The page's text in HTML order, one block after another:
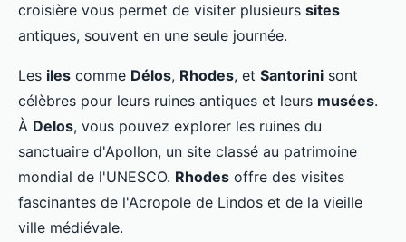
croisière vous permet de visiter plusieurs sites
antiques, souvent en une seule journée.
Les iles comme Délos, Rhodes, et Santorini sont
célèbres pour leurs ruines antiques et leurs musées.
À Delos, vous pouvez explorer les ruines du
sanctuaire d'Apollon, un site classé au patrimoine
mondial de l'UNESCO. Rhodes offre des visites
fascinantes de l'Acropole de Lindos et de la vieille
ville médiévale.